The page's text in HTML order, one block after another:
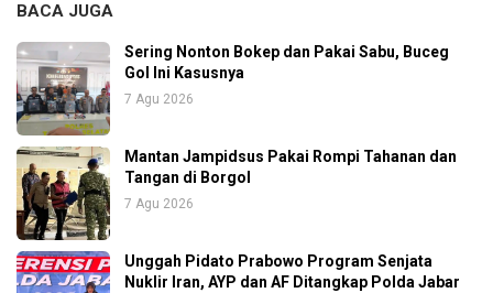
BACA JUGA
Sering Nonton Bokep dan Pakai Sabu, Buceg
Gol Ini Kasusnya
7 Agu 2026
Mantan Jampidsus Pakai Rompi Tahanan dan
Tangan di Borgol
7 Agu 2026
Unggah Pidato Prabowo Program Senjata
Nuklir Iran, AYP dan AF Ditangkap Polda Jabar